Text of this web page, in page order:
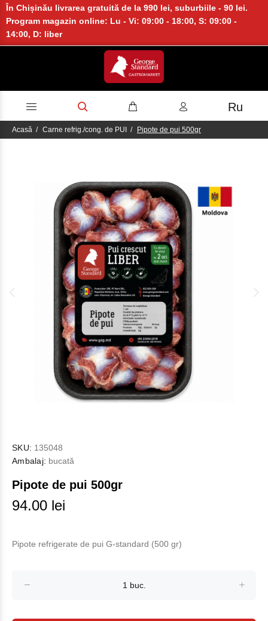
În Chișinău livrarea gratuită de la 990 lei, suburbiile - 90 lei.
Program magazin online: Lu - Vi: 09:00 - 18:00, S: 09:00 -
14:00, D: liber
Ru
Acasă Carne refrig./cong. de PUI Pipote de pui 500gr
SKU: 135048
Ambalaj: bucată
Pipote de pui 500gr
94.00 lei
Pipote refrigeratе de pui G-standard (500 gr)